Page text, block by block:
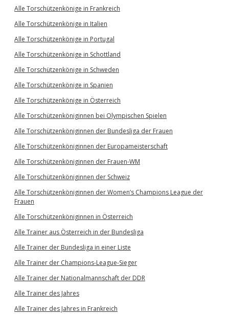
Alle Torschützenkönige in Frankreich
Alle Torschützenkönige in Italien
Alle Torschützenkönige in Portugal
Alle Torschützenkönige in Schottland
Alle Torschützenkönige in Schweden
Alle Torschützenkönige in Spanien
Alle Torschützenkönige in Österreich
Alle Torschützenköniginnen bei Olympischen Spielen
Alle Torschützenköniginnen der Bundesliga der Frauen
Alle Torschützenköniginnen der Europameisterschaft
Alle Torschützenköniginnen der Frauen-WM
Alle Torschützenköniginnen der Schweiz
Alle Torschützenköniginnen der Women’s Champions League der
Frauen
Alle Torschützenköniginnen in Österreich
Alle Trainer aus Österreich in der Bundesliga
Alle Trainer der Bundesliga in einer Liste
Alle Trainer der Champions-League-Sieger
Alle Trainer der Nationalmannschaft der DDR
Alle Trainer des Jahres
Alle Trainer des Jahres in Frankreich